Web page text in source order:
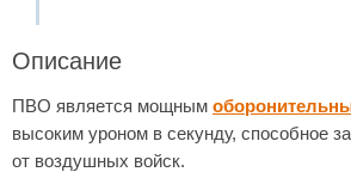
Описание
ПВО является мощным
высоким уроном в секунду, способное
от воздушных войск.